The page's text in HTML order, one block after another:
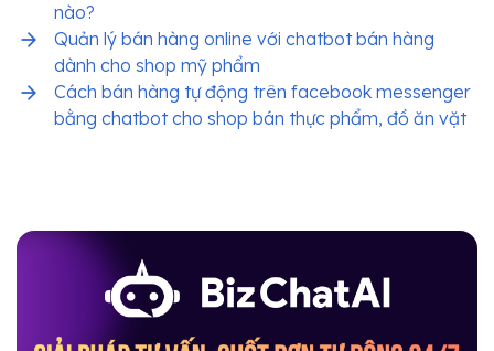
nào?
Quản lý bán hàng online với chatbot bán hàng
dành cho shop mỹ phẩm
Cách bán hàng tự động trên facebook messenger
bằng chatbot cho shop bán thực phẩm, đồ ăn vặt